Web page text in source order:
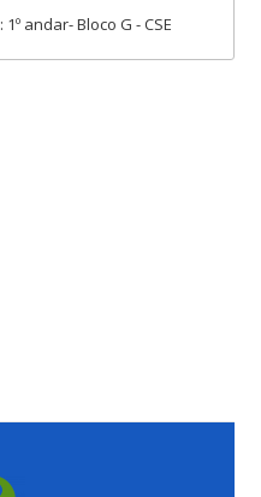
: 1º andar- Bloco G - CSE